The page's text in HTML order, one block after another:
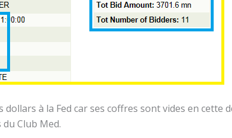
à la Fed car ses coffres sont vides en cette
Club Med.